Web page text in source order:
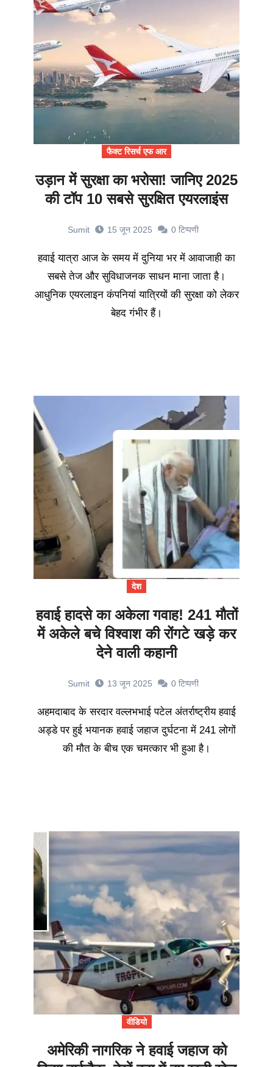
फैक्ट रिसर्च एफ आर
उड़ान में सुरक्षा का भरोसा! जानिए 2025
की टॉप 10 सबसे सुरक्षित एयरलाइंस
Sumit 15 जून 2025 0 टिप्पणी
हवाई यात्रा आज के समय में दुनिया भर में आवाजाही का
सबसे तेज और सुविधाजनक साधन माना जाता है।
आधुनिक एयरलाइन कंपनियां यात्रियों की सुरक्षा को लेकर
बेहद गंभीर हैं।
देश
हवाई हादसे का अकेला गवाह! 241 मौतों
में अकेले बचे विश्वाश की रोंगटे खड़े कर
देने वाली कहानी
Sumit 13 जून 2025 0 टिप्पणी
अहमदाबाद के सरदार वल्लभभाई पटेल अंतर्राष्ट्रीय हवाई
अड्डे पर हुई भयानक हवाई जहाज दुर्घटना में 241 लोगों
की मौत के बीच एक चमत्कार भी हुआ है।
वीडियो
अमेरिकी नागरिक ने हवाई जहाज को